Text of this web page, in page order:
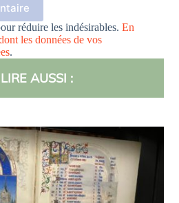
réduire les indésirables.En
les données de vos
.
AUSSI :